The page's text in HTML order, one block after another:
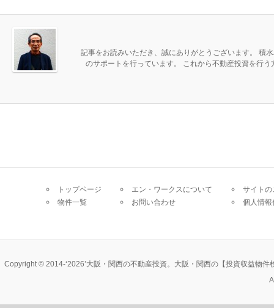
記事をお読みいただき、誠にありがとうございます。 積
のサポートを行っています。 これから不動産投資を行
トップページ
物件一覧
エン・ワークスについて
お問い合わせ
サイトの
個人情報
Copyright © 2014-‘2026’大阪・関西の不動産投資。大阪・関西の【投資収益物